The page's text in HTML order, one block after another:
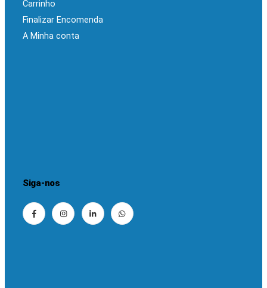
Carrinho
Finalizar Encomenda
A Minha conta
Siga-nos